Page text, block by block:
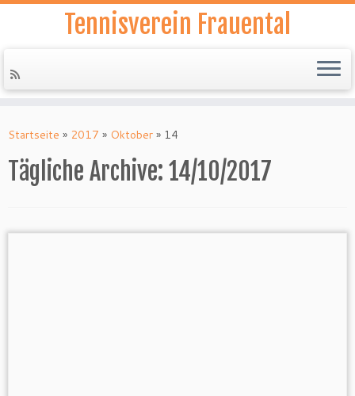
Inhalt
Tennisverein Frauental
Startseite » 2017 » Oktober » 14
Tägliche Archive: 14/10/2017